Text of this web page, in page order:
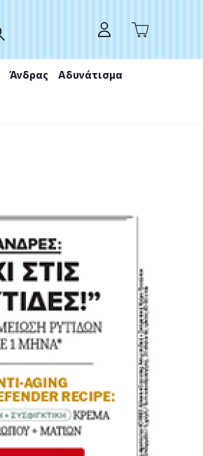
Άνδρας Αδυνάτισμα